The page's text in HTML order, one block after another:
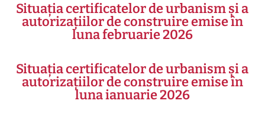
Situația certificatelor de urbanism și a
autorizațiilor de construire emise în
luna februarie 2026
Situația certificatelor de urbanism și a
autorizațiilor de construire emise în
luna ianuarie 2026